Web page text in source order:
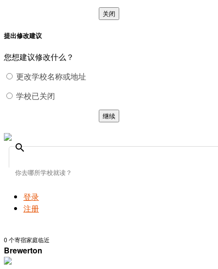
关闭
提出修改建议
您想建议修改什么？
更改学校名称或地址
学校已关闭
继续
search
登录
注册
0 个寄宿家庭临近
Brewerton